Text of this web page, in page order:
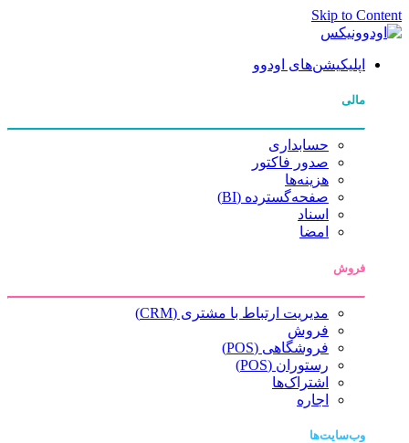
Skip to Content
اپلیکیشن‌های اودوو
مالی
حسابداری
صدور فاکتور
هزینه‌ها
صفحه‌گسترده (BI)
اسناد
امضا
فروش
مدیریت ارتباط با مشتری (CRM)
فروش
فروشگاهی (POS)
رستوران (POS)
اشتراک‌ها
اجاره
وب‌سایت‌ها